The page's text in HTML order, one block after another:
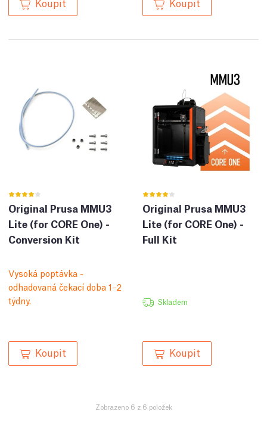
Koupit Koupit
Original Prusa MMU3
Lite (for CORE One) -
Conversion Kit
Vysoká poptávka -
odhadovaná čekací doba 1–2
týdny.
Koupit
Original Prusa MMU3
Lite (for CORE One) -
Full Kit
Skladem
Koupit
Zobrazeno 6 z 6 položek